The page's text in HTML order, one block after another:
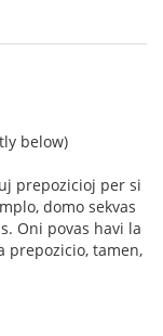
below)
prepozicioj per si
domo sekvas
Oni povas havi la
prepozicio, tamen,